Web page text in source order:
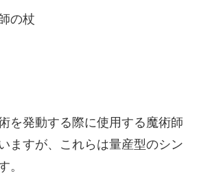
の杖
を発動する際に使用する魔術師
ますが、これらは量産型のシン
。